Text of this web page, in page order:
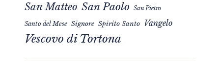
San Matteo San Paolo San Pietro
Santo del Mese Signore Spirito Santo Vangelo
Vescovo di Tortona